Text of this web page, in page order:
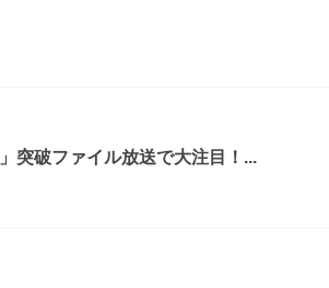
突破ファイル放送で大注目！...